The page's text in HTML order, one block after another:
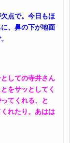
点で。今日もほ
、鼻の下が地面
しての寺井さん
をサッとしてく
てくれる、と
れたり。あはは